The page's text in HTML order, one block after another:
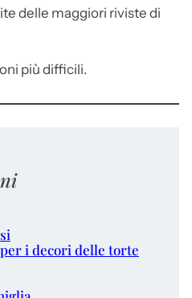
delle maggiori riviste di
più difficili.
i decori delle torte